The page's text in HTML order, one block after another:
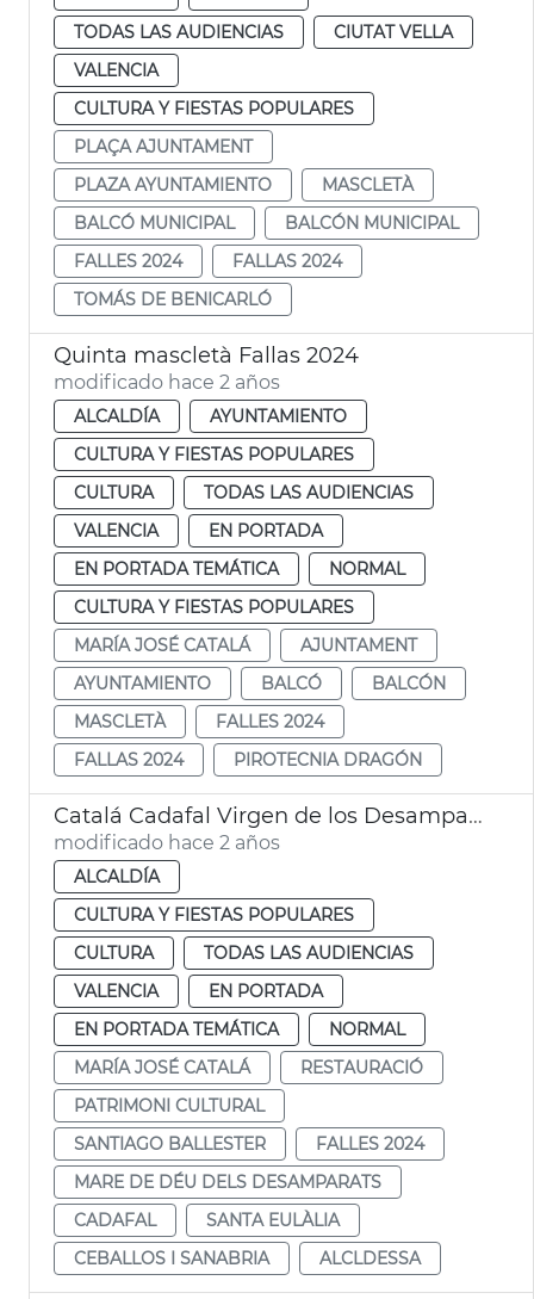
TODAS LAS AUDIENCIAS
CIUTAT VELLA
VALENCIA
CULTURA Y FIESTAS POPULARES
PLAÇA AJUNTAMENT
PLAZA AYUNTAMIENTO
MASCLETÀ
BALCÓ MUNICIPAL
BALCÓN MUNICIPAL
FALLES 2024
FALLAS 2024
TOMÁS DE BENICARLÓ
Quinta mascletà Fallas 2024
modificado hace 2 años
ALCALDÍA
AYUNTAMIENTO
CULTURA Y FIESTAS POPULARES
CULTURA
TODAS LAS AUDIENCIAS
VALENCIA
EN PORTADA
EN PORTADA TEMÁTICA
NORMAL
CULTURA Y FIESTAS POPULARES
MARÍA JOSÉ CATALÁ
AJUNTAMENT
AYUNTAMIENTO
BALCÓ
BALCÓN
MASCLETÀ
FALLES 2024
FALLAS 2024
PIROTECNIA DRAGÓN
Catalá Cadafal Virgen de los Desamparados
modificado hace 2 años
ALCALDÍA
CULTURA Y FIESTAS POPULARES
CULTURA
TODAS LAS AUDIENCIAS
VALENCIA
EN PORTADA
EN PORTADA TEMÁTICA
NORMAL
MARÍA JOSÉ CATALÁ
RESTAURACIÓ
PATRIMONI CULTURAL
SANTIAGO BALLESTER
FALLES 2024
MARE DE DÉU DELS DESAMPARATS
CADAFAL
SANTA EULÀLIA
CEBALLOS I SANABRIA
ALCLDESSA